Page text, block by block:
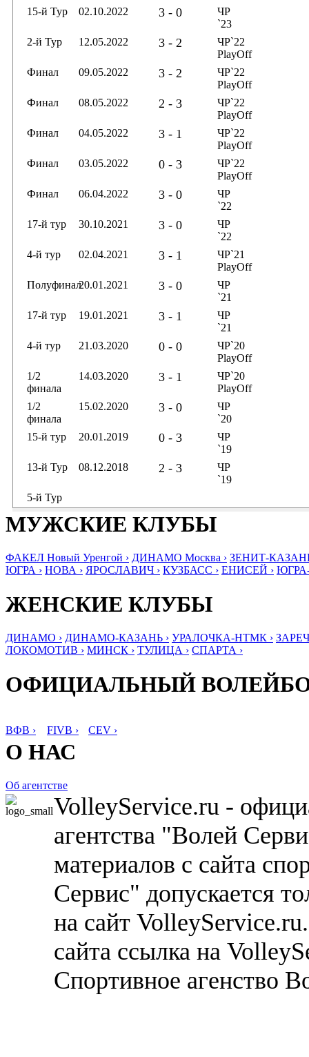
15-й Тур
02.10.2022 3 - 0
ЧР
`23
2-й Тур
12.05.2022 3 - 2
ЧР`22
PlayOff
Финал
09.05.2022 3 - 2
ЧР`22
PlayOff
Финал
08.05.2022 2 - 3
ЧР`22
PlayOff
Финал
04.05.2022 3 - 1
ЧР`22
PlayOff
Финал
03.05.2022 0 - 3
ЧР`22
PlayOff
Финал
06.04.2022 3 - 0
ЧР
`22
17-й тур
30.10.2021 3 - 0
ЧР
`22
4-й тур
02.04.2021 3 - 1
ЧР`21
PlayOff
Полуфинал20.01.2021 3 - 0
ЧР
`21
17-й тур
19.01.2021 3 - 1
ЧР
`21
4-й тур
21.03.2020 0 - 0
ЧР`20
PlayOff
1/2
финала
14.03.2020 3 - 1
ЧР`20
PlayOff
1/2
финала
15.02.2020 3 - 0
ЧР
`20
15-й тур
20.01.2019 0 - 3
ЧР
`19
13-й Тур
08.12.2018 2 - 3
ЧР
`19
5-й Тур
МУЖСКИЕ КЛУБЫ
ФАКЕЛ Новый Уренгой › ДИНАМО Москва › ЗЕНИТ-
ЮГРА › НОВА › ЯРОСЛАВИЧ › КУЗБАСС › ЕНИСЕЙ ›
ЖЕНСКИЕ КЛУБЫ
ДИНАМО › ДИНАМО-КАЗАНЬ › УРАЛОЧКА-НТМК ›
ЛОКОМОТИВ › МИНСК › ТУЛИЦА › СПАРТА ›
ОФИЦИАЛЬНЫЙ
ВФВ › FIVB › CEV ›
О НАС
Об агентстве
VolleyService.ru -
агентства "Волей
материалов с сайта
Сервис" допускается
на сайт
сайта ссылка на
Спортивное агенство